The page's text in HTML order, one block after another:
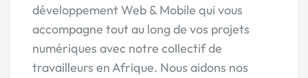
développement Web & Mobile qui vous
accompagne tout au long de vos projets
numériques avec notre collectif de
travailleurs en Afrique. Nous aidons nos